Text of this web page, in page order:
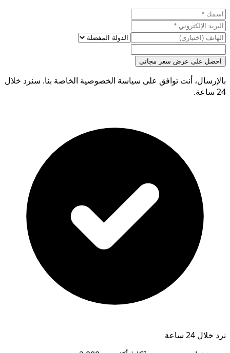
احصل على عرض سعر مجاني
بالإرسال، أنت توافق على سياسة الخصوصية الخاصة بنا. سنرد خلال
24 ساعة.
نرد خلال 24 ساعة